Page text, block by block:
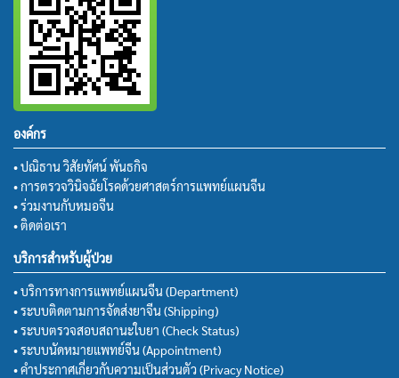
องค์กร
• ปณิธาน วิสัยทัศน์ พันธกิจ
• การตรวจวินิจฉัยโรคด้วยศาสตร์การแพทย์แผนจีน
• ร่วมงานกับหมอจีน
• ติดต่อเรา
บริการสำหรับผู้ป่วย
• บริการทางการแพทย์แผนจีน (Department)
• ระบบติดตามการจัดส่งยาจีน (Shipping)
• ระบบตรวจสอบสถานะใบยา (Check Status)
• ระบบนัดหมายแพทย์จีน (Appointment)
• คำประกาศเกี่ยวกับความเป็นส่วนตัว (Privacy Notice)